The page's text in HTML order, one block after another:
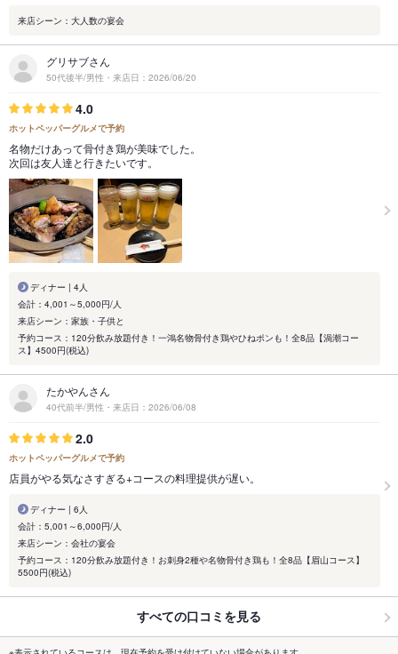
来店シーン：大人数の宴会
グリサブさん
50代後半/男性・来店日：2026/06/20
4.0
ホットペッパーグルメで予約
名物だけあって骨付き鶏が美味でした。
次回は友人達と行きたいです。
ディナー | 4人
会計：4,001～5,000円/人
来店シーン：家族・子供と
予約コース：120分飲み放題付き！一鴻名物骨付き鶏やひねポンも！全8品【渦潮コー
ス】4500円(税込)
たかやんさん
40代前半/男性・来店日：2026/06/08
2.0
ホットペッパーグルメで予約
店員がやる気なさすぎる+コースの料理提供が遅い。
ディナー | 6人
会計：5,001～6,000円/人
来店シーン：会社の宴会
予約コース：120分飲み放題付き！お刺身2種や名物骨付き鶏も！全8品【眉山コース】
5500円(税込)
すべての口コミを見る